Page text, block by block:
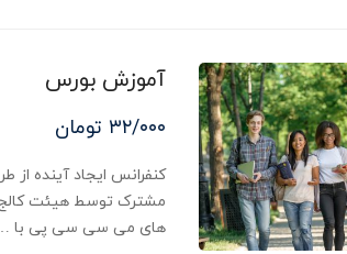
آموزش بورس
۳۲/۰۰۰ تومان
مشترک توسط هیئت
های می سی سی پی با